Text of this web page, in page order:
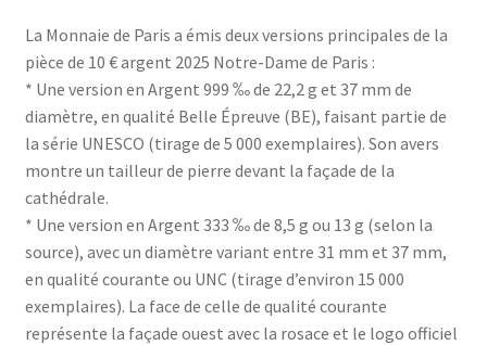
La Monnaie de Paris a émis deux versions principales de la
pièce de 10 € argent 2025 Notre-Dame de Paris :
* Une version en Argent 999 ‰ de 22,2 g et 37 mm de
diamètre, en qualité Belle Épreuve (BE), faisant partie de
la série UNESCO (tirage de 5 000 exemplaires). Son avers
montre un tailleur de pierre devant la façade de la
cathédrale.
* Une version en Argent 333 ‰ de 8,5 g ou 13 g (selon la
source), avec un diamètre variant entre 31 mm et 37 mm,
en qualité courante ou UNC (tirage d’environ 15 000
exemplaires). La face de celle de qualité courante
représente la façade ouest avec la rosace et le logo officiel